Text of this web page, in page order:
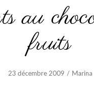
au
fruits
23 décembre 2009 Marina